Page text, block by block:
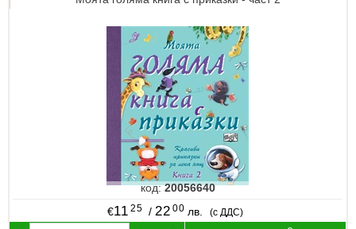
код:20056640
€11 25 / 22 00 лв. (с ДДС)